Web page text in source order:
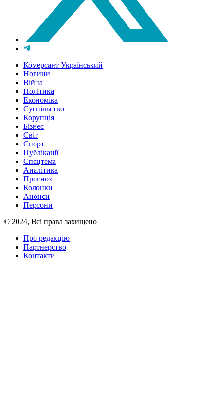
Комерсант Український
Новини
Війна
Політика
Економіка
Суспільство
Корупція
Бізнес
Світ
Спорт
Публікації
Спецтема
Аналітика
Прогноз
Колонки
Анонси
Персони
© 2024, Всі права захищено
Про редакцію
Партнерство
Контакти